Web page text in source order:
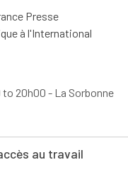
Presse
à l'International
20h00 - La Sorbonne
au travail